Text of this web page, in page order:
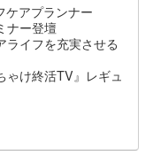
ケアプランナー
ナー登壇
ライフを充実させる
ゃけ終活TV』レギュ